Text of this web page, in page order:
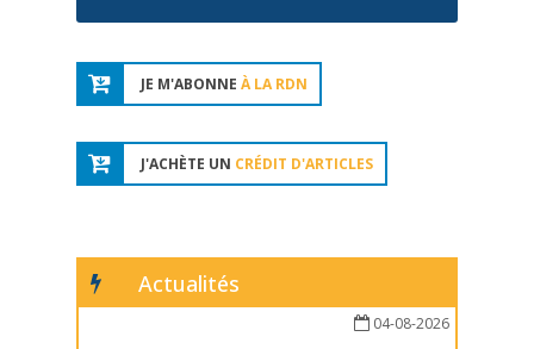
JE M'ABONNE À LA RDN
J'ACHÈTE UN CRÉDIT D'ARTICLES
Actualités
04-08-2026